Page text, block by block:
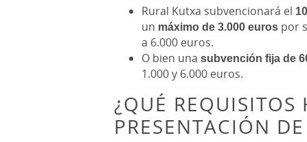
Rural Kutxa subvencionará el
un máximo de 3.000 euros por
a 6.000 euros.
O bien unasubvención fija de
1.000 y 6.000 euros.
¿QUÉ REQUISITOS
PRESENTACIÓN